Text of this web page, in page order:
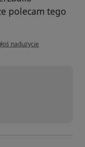
polecam tego
użytkownika AW
nadużycie